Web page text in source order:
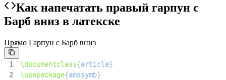
Как напечатать правый гарпун с
Барб вниз в латекске
Прямо Гарпун с Барб вниз
1 \documentclass{article}
2
\usepackage{amssymb}